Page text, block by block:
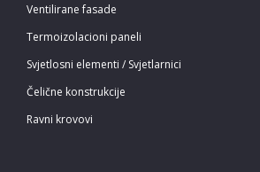
Ventilirane fasade
Termoizolacioni paneli
Svjetlosni elementi / Svjetlarnici
Čelične konstrukcije
Ravni krovovi